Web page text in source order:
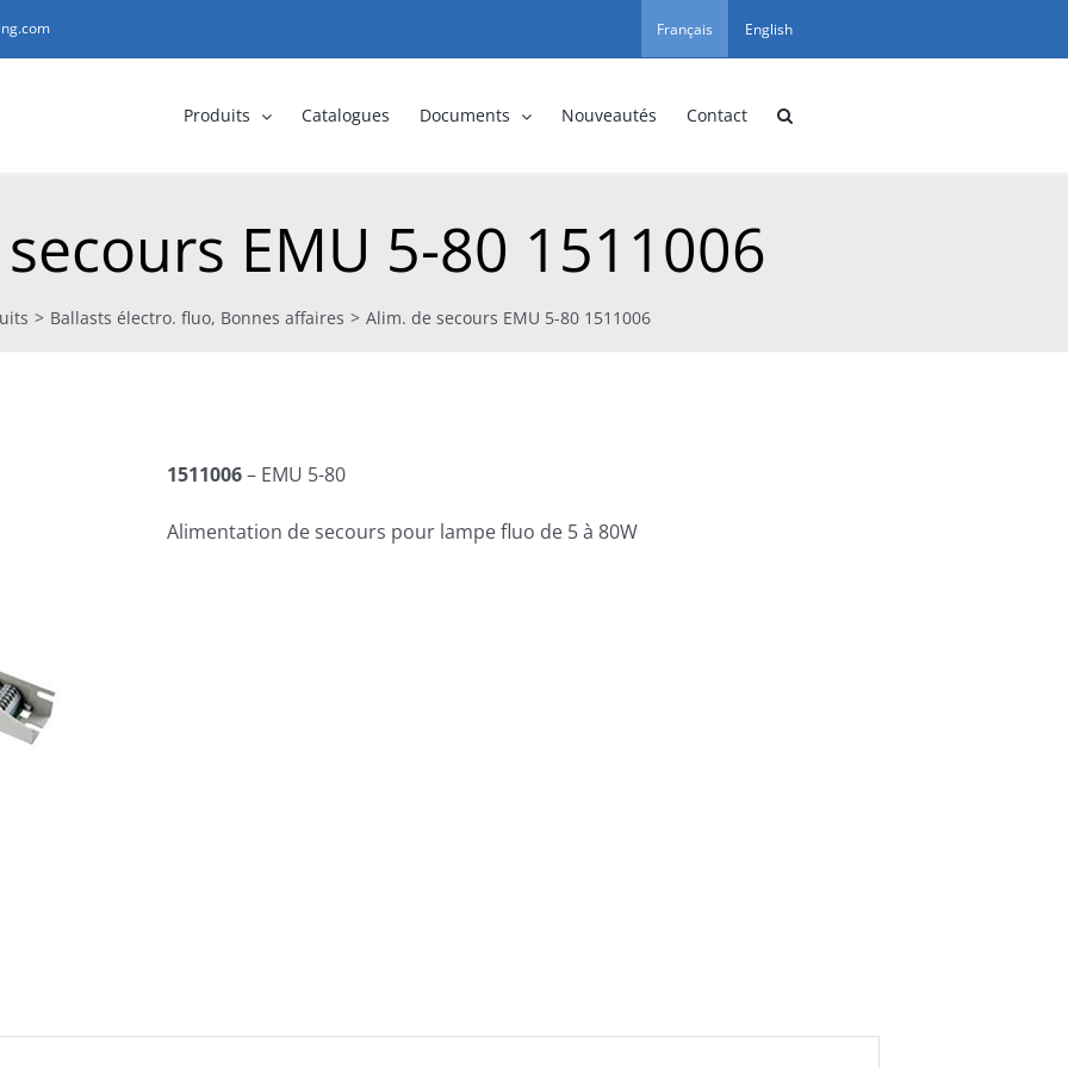
Français English
Produits Catalogues Documents Nouveautés Contact
EMU 5-80 1511006
> Ballasts électro. fluo, Bonnes affaires > Alim. de secours EMU 5-80 1511006
1511006– EMU 5-80
Alimentation de secours pour lampe fluo de 5 à 80W